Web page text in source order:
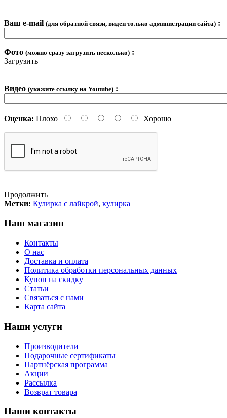
Ваш e-mail (для обратной связи, виден только администрации сайта) :
Фото (можно сразу загрузить несколько) :
Загрузить
Видео (укажите ссылку на Youtube) :
Оценка: Плохо Хорошо
Продолжить
Метки: Кулирка с лайкрой, кулирка
Наш магазин
Контакты
О нас
Доставка и оплата
Политика обработки персональных данных
Купон на скидку
Статьи
Связаться с нами
Карта сайта
Наши услуги
Производители
Подарочные сертификаты
Партнёрская программа
Акции
Рассылка
Возврат товара
Наши контакты